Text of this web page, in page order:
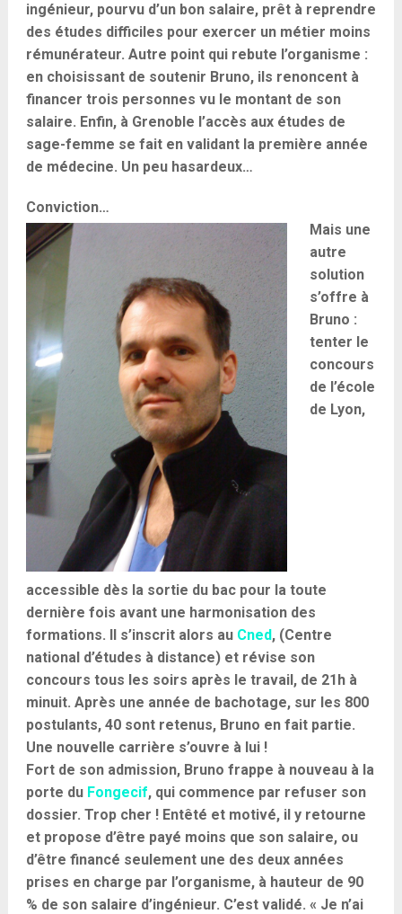
ingénieur, pourvu d’un bon salaire, prêt à reprendre
des études difficiles pour exercer un métier moins
rémunérateur. Autre point qui rebute l’organisme :
en choisissant de soutenir Bruno, ils renoncent à
financer trois personnes vu le montant de son
salaire. Enfin, à Grenoble l’accès aux études de
sage-femme se fait en validant la première année
de médecine. Un peu hasardeux…
Conviction…
Mais une
autre
solution
s’offre à
Bruno :
tenter le
concours
de l’école
de Lyon,
accessible dès la sortie du bac pour la toute
dernière fois avant une harmonisation des
formations. Il s’inscrit alors au Cned, (Centre
national d’études à distance) et révise son
concours tous les soirs après le travail, de 21h à
minuit. Après une année de bachotage, sur les 800
postulants, 40 sont retenus, Bruno en fait partie.
Une nouvelle carrière s’ouvre à lui !
Fort de son admission, Bruno frappe à nouveau à la
porte du Fongecif, qui commence par refuser son
dossier. Trop cher ! Entêté et motivé, il y retourne
et propose d’être payé moins que son salaire, ou
d’être financé seulement une des deux années
prises en charge par l’organisme, à hauteur de 90
% de son salaire d’ingénieur. C’est validé. « Je n’ai